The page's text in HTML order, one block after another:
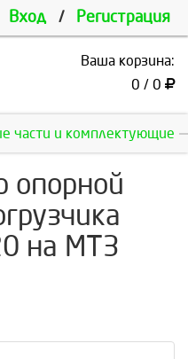
Вход / Регистрация
Ваша корзина:
0 / 0
части и комплектующие
опорной
на МТЗ